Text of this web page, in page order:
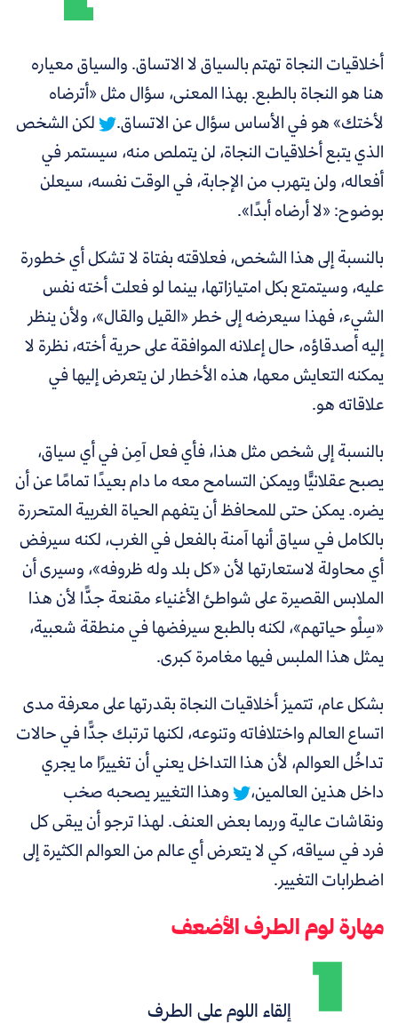
أخلاقيات النجاة تهتم بالسياق لا الاتساق. والسياق معياره
هنا هو النجاة بالطبع. بهذا المعنى، سؤال مثل «أترضاه
لأختك» هو في الأساس سؤال عن الاتساق.
لكن الشخص
الذي يتبع أخلاقيات النجاة، لن يتملص منه، سيستمر في
أفعاله، ولن يتهرب من الإجابة، في الوقت نفسه، سيعلن
بوضوح: «لا أرضاه أبدًا».
بالنسبة إلى هذا الشخص، فعلاقته بفتاة لا تشكل أي خطورة
عليه، وسيتمتع بكل امتيازاتها، بينما لو فعلت أخته نفس
الشيء، فهذا سيعرضه إلى خطر «القيل والقال»، ولأن ينظر
إليه أصدقاؤه، حال إعلانه الموافقة على حرية أخته، نظرة لا
يمكنه التعايش معها، هذه الأخطار لن يتعرض إليها في
علاقاته هو.
بالنسبة إلى شخص مثل هذا، فأي فعل آمِن في أي سياق،
يصبح عقلانيًّا ويمكن التسامح معه ما دام بعيدًا تمامًا عن أن
يضره. يمكن حتى للمحافظ أن يتفهم الحياة الغربية المتحررة
بالكامل في سياق أنها آمنة بالفعل في الغرب، لكنه سيرفض
أي محاولة لاستعارتها لأن «كل بلد وله ظروفه»، وسيرى أن
الملابس القصيرة على شواطئ الأغنياء مقنعة جدًّا لأن هذا
«سِلْو حياتهم»، لكنه بالطبع سيرفضها في منطقة شعبية،
يمثل هذا الملبس فيها مغامرة كبرى.
بشكل عام،تتميز أخلاقيات النجاة بقدرتها على معرفة مدى
اتساع العالم واختلافاته وتنوعه، لكنها ترتبك جدًّا في حالات
تداخُل العوالم، لأن هذا التداخل يعني أن تغييرًا ما يجري
داخل هذين العالمين،
وهذا التغيير يصحبه صخب
ونقاشات عالية وربما بعض العنف. لهذا ترجو أن يبقى كل
فرد في سياقه، كي لا يتعرض أي عالم من العوالم الكثيرة إلى
اضطرابات التغيير.
مهارة لوم الطرف الأضعف
إلقاء اللوم على الطرف